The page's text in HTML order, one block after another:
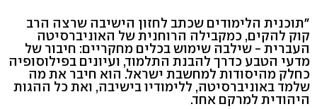
"תוכנית הלימודים שכתב לחזון הישיבה שרצה הרב
קוק להקים, כמקבילה הרוחנית של האוניברסיטה
העברית - שילבה שימוש בכלים מחקריים: חיבור של
מדעי הטבע כדרך להבנת התלמוד, ועיונים בפילוסופיה
כחלק מהיסודות למחשבת ישראל. הוא חיבר את מה
שלמד באוניברסיטה, ללימודיו בישיבה, ואת כל ההגות
היהודית למרקם אחד.